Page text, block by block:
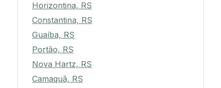
Horizontina, RS
Constantina, RS
Guaíba, RS
Portão, RS
Nova Hartz, RS
Camaquã, RS